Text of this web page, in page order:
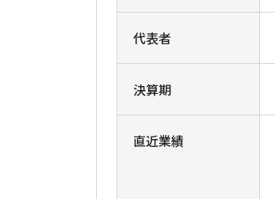
代表者
決算期
直近業績